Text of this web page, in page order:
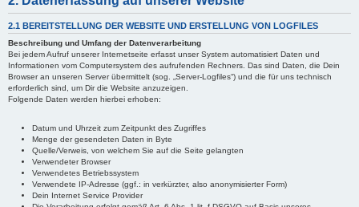
2.1 BEREITSTELLUNG DER WEBSITE UND ERSTELLUNG VON LOGFILES
Beschreibung und Umfang der Datenverarbeitung
Bei jedem Aufruf unserer Internetseite erfasst unser System automatisiert Daten und
Informationen vom Computersystem des aufrufenden Rechners. Das sind Daten, die Dein
Browser an unseren Server übermittelt (sog. „Server-Logfiles“) und die für uns technisch
erforderlich sind, um Dir die Website anzuzeigen.
Folgende Daten werden hierbei erhoben:
Datum und Uhrzeit zum Zeitpunkt des Zugriffes
Menge der gesendeten Daten in Byte
Quelle/Verweis, von welchem Sie auf die Seite gelangten
Verwendeter Browser
Verwendetes Betriebssystem
Verwendete IP-Adresse (ggf.: in verkürzter, also anonymisierter Form)
Dein Internet Service Provider